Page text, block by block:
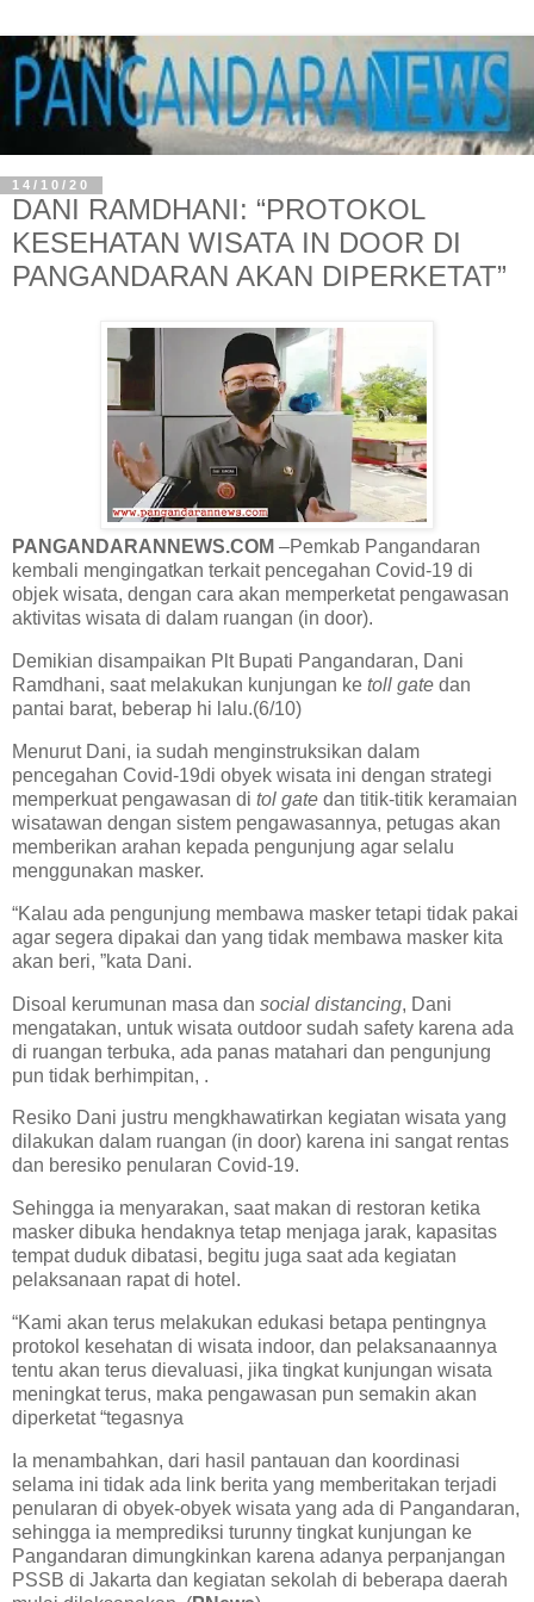
14/10/20
DANI RAMDHANI: “PROTOKOL
KESEHATAN WISATA IN DOOR DI
PANGANDARAN AKAN DIPERKETAT”
PANGANDARANNEWS.COM –Pemkab Pangandaran
kembali mengingatkan terkait pencegahan Covid-19 di
objek wisata, dengan cara akan memperketat pengawasan
aktivitas wisata di dalam ruangan (in door).
Demikian disampaikan Plt Bupati Pangandaran, Dani
Ramdhani, saat melakukan kunjungan ke toll gate dan
pantai barat, beberap hi lalu.(6/10)
Menurut Dani, ia sudah menginstruksikan dalam
pencegahan Covid-19di obyek wisata ini dengan strategi
memperkuat pengawasan di tol gate dan titik-titik keramaian
wisatawan dengan sistem pengawasannya, petugas akan
memberikan arahan kepada pengunjung agar selalu
menggunakan masker.
“Kalau ada pengunjung membawa masker tetapi tidak pakai
agar segera dipakai dan yang tidak membawa masker kita
akan beri, ”kata Dani.
Disoal kerumunan masa dan social distancing, Dani
mengatakan, untuk wisata outdoor sudah safety karena ada
di ruangan terbuka, ada panas matahari dan pengunjung
pun tidak berhimpitan, .
Resiko Dani justru mengkhawatirkan kegiatan wisata yang
dilakukan dalam ruangan (in door) karena ini sangat rentas
dan beresiko penularan Covid-19.
Sehingga ia menyarakan, saat makan di restoran ketika
masker dibuka hendaknya tetap menjaga jarak, kapasitas
tempat duduk dibatasi, begitu juga saat ada kegiatan
pelaksanaan rapat di hotel.
“Kami akan terus melakukan edukasi betapa pentingnya
protokol kesehatan di wisata indoor, dan pelaksanaannya
tentu akan terus dievaluasi, jika tingkat kunjungan wisata
meningkat terus, maka pengawasan pun semakin akan
diperketat “tegasnya
Ia menambahkan, dari hasil pantauan dan koordinasi
selama ini tidak ada link berita yang memberitakan terjadi
penularan di obyek-obyek wisata yang ada di Pangandaran,
sehingga ia memprediksi turunny tingkat kunjungan ke
Pangandaran dimungkinkan karena adanya perpanjangan
PSSB di Jakarta dan kegiatan sekolah di beberapa daerah